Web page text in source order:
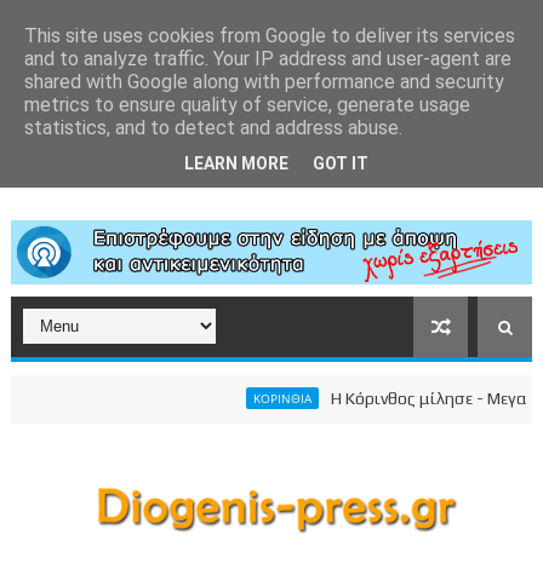
ΚΟΡΙΝΘΙΑ Η Κόρινθος μίλησε -
This site uses cookies from Google to deliver its services
and to analyze traffic. Your IP address and user-agent are
shared with Google along with performance and security
metrics to ensure quality of service, generate usage
statistics, and to detect and address abuse.
LEARN MORE GOT IT